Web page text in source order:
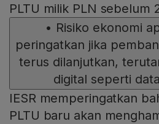
PLTU milik PLN sebelum
• Risiko ekonomi
peringatkan jika
terus dilanjutkan,
digital seperti
IESR memperingatkan
PLTU baru akan